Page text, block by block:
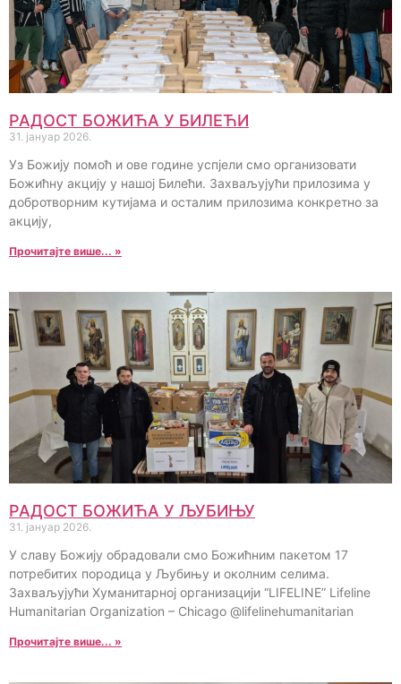
РАДОСТ БОЖИЋА У БИЛЕЋИ
31. јануар 2026.
Уз Божију помоћ и ове године успјели смо организовати
Божићну акцију у нашој Билећи. Захваљујући прилозима у
добротворним кутијама и осталим прилозима конкретно за
акцију,
Прочитајте више... »
РАДОСТ БОЖИЋА У ЉУБИЊУ
31. јануар 2026.
У славу Божију обрадовали смо Божићним пакетом 17
потребитих породица у Љубињу и околним селима.
Захваљујући Хуманитарној организацији “LIFELINE” Lifeline
Humanitarian Organization – Chicago @lifelinehumanitarian
Прочитајте више... »